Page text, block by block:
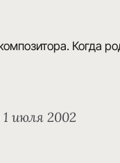
Когда
июля 2002